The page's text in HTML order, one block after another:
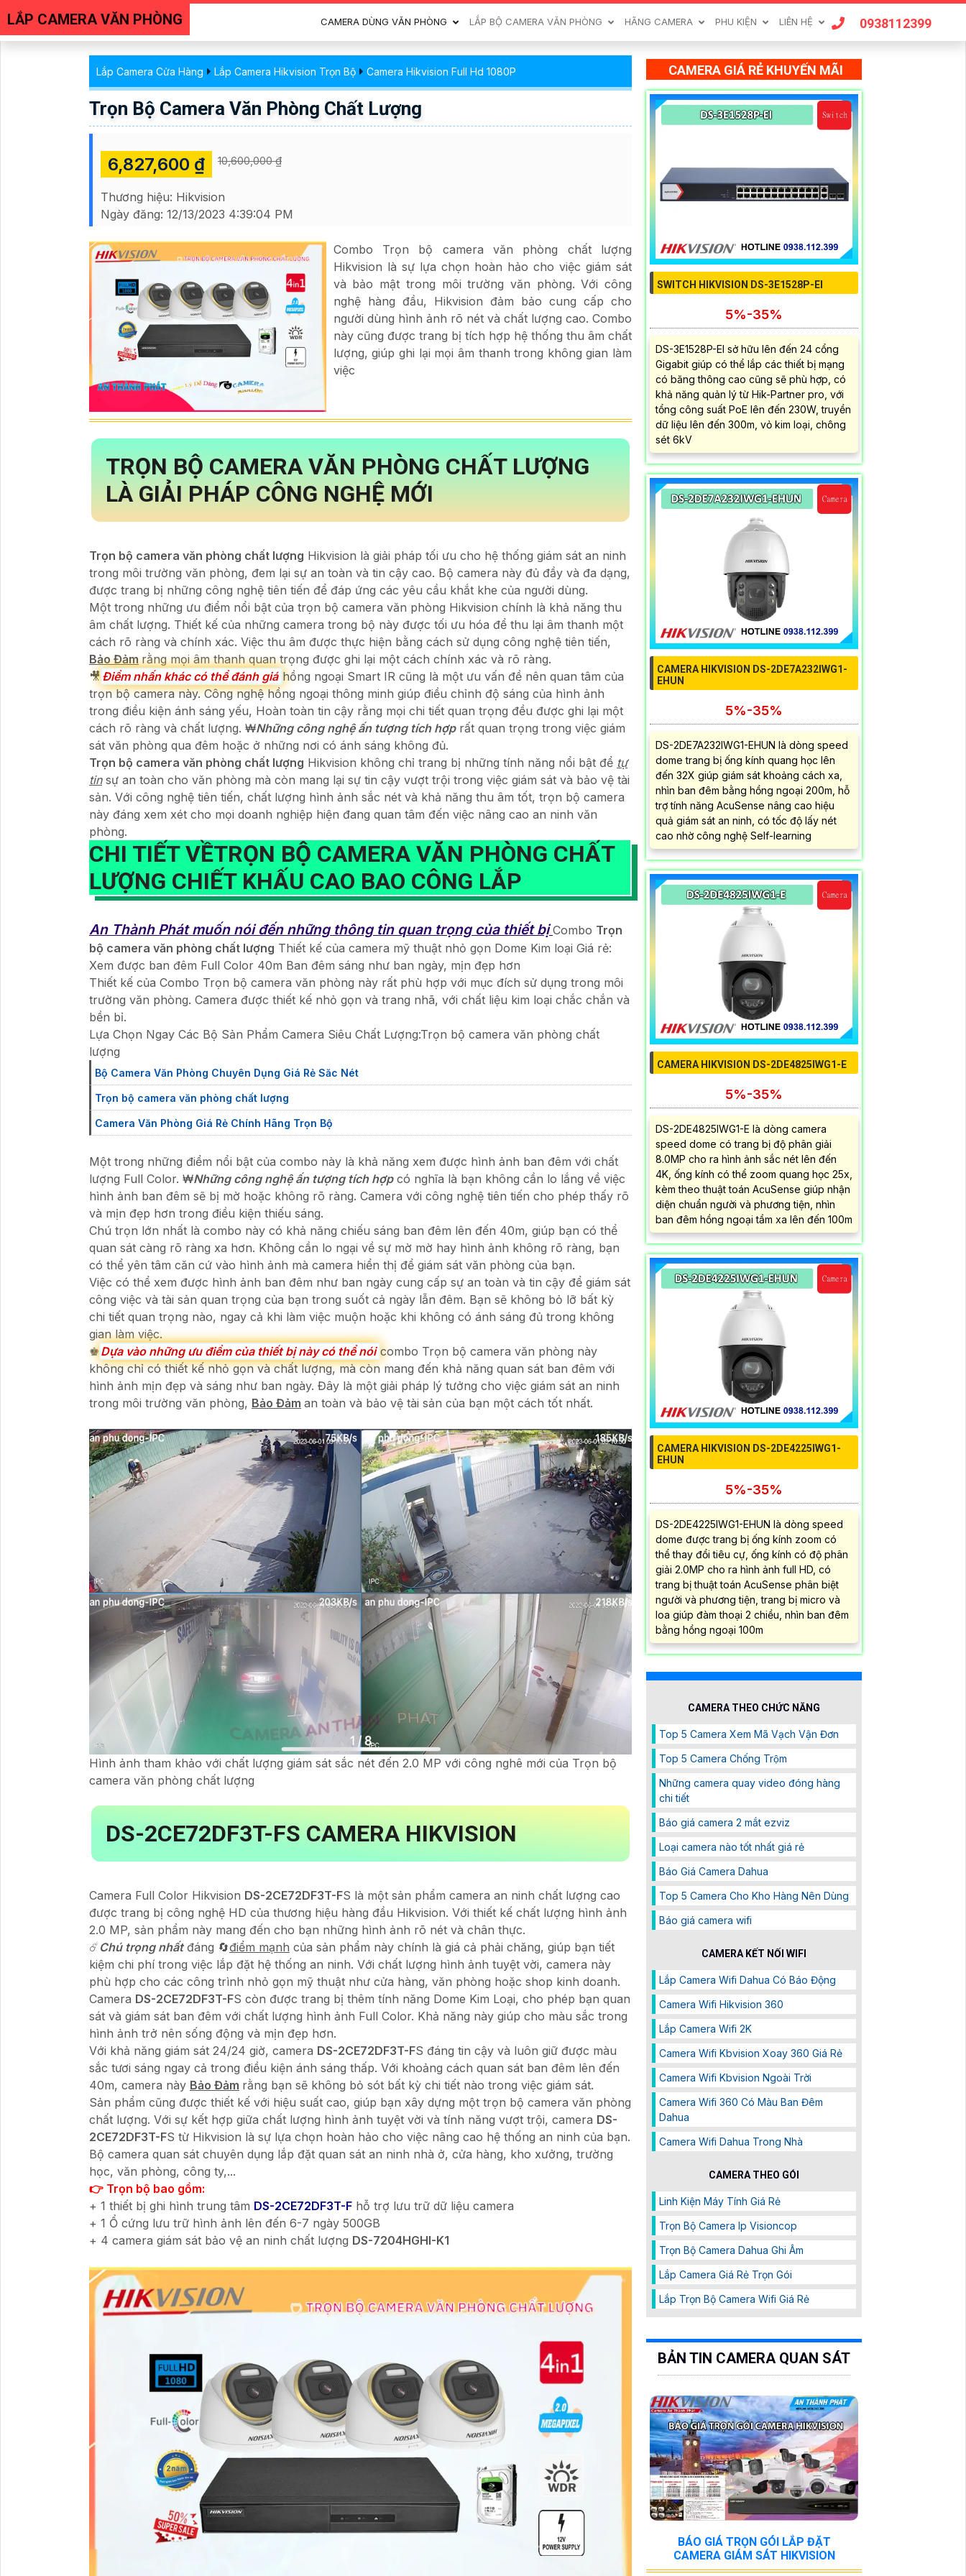
LẮP CAMERA VĂN PHÒNG CAMERA DÙNG VĂN PHÒNG LẮP BỘ CAMERA VĂN PHÒNG HÃNG CAMERA PHU KIỆN LIÊN HỆ 0938112399
Lắp Camera Cửa Hàng Lắp Camera Hikvision Trọn Bộ Camera Hikvision Full Hd 1080P
Trọn Bộ Camera Văn Phòng Chất Lượng
6,827,600 ₫ 10,600,000 ₫
Thương hiệu: Hikvision
Ngày đăng: 12/13/2023 4:39:04 PM
Combo Trọn bộ camera văn phòng chất lượng
Hikvision là sự lựa chọn hoàn hảo cho việc giám sát
và bảo mật trong môi trường văn phòng. Với công
nghệ hàng đầu, Hikvision đảm bảo cung cấp cho
người dùng hình ảnh rõ nét và chất lượng cao. Combo
này cũng được trang bị tích hợp hệ thống thu âm chất
lượng, giúp ghi lại mọi âm thanh trong không gian làm
việc
TRỌN BỘ CAMERA VĂN PHÒNG CHẤT LƯỢNG
LÀ GIẢI PHÁP CÔNG NGHỆ MỚI
Trọn bộ camera văn phòng chất lượng Hikvision là giải pháp tối ưu cho hệ thống giám sát an ninh
trong môi trường văn phòng, đem lại sự an toàn và tin cậy cao. Bộ camera này đủ đầy và đa dạng,
được trang bị những công nghệ tiên tiến để đáp ứng các yêu cầu khắt khe của người dùng.
Một trong những ưu điểm nổi bật của trọn bộ camera văn phòng Hikvision chính là khả năng thu
âm chất lượng. Thiết kế của những camera trong bộ này được tối ưu hóa để thu lại âm thanh một
cách rõ ràng và chính xác. Việc thu âm được thực hiện bằng cách sử dụng công nghệ tiên tiến,
Bảo Đảm rằng mọi âm thanh quan trọng được ghi lại một cách chính xác và rõ ràng.
🎥 Điểm nhấn khác có thể đánh giá hồng ngoại Smart IR cũng là một ưu vấn đề nên quan tâm của
trọn bộ camera này. Công nghệ hồng ngoại thông minh giúp điều chỉnh độ sáng của hình ảnh
trong điều kiện ánh sáng yếu, Hoàn toàn tin cậy rằng mọi chi tiết quan trọng đều được ghi lại một
cách rõ ràng và chất lượng. ₩Những công nghệ ấn tượng tích hợprất quan trọng trong việc giám
sát văn phòng qua đêm hoặc ở những nơi có ánh sáng không đủ.
Trọn bộ camera văn phòng chất lượng Hikvision không chỉ trang bị những tính năng nổi bật để tự
tinsự an toàn cho văn phòng mà còn mang lại sự tin cậy vượt trội trong việc giám sát và bảo vệ tài
sản. Với công nghệ tiên tiến, chất lượng hình ảnh sắc nét và khả năng thu âm tốt, trọn bộ camera
này đáng xem xét cho mọi doanh nghiệp hiện đang quan tâm đến việc nâng cao an ninh văn
phòng.
CHI TIẾT VỀTRỌN BỘ CAMERA VĂN PHÒNG CHẤT
LƯỢNG CHIẾT KHẤU CAO BAO CÔNG LẮP
An Thành Phát muốn nói đến những thông tin quan trọng của thiết bịCombo Trọn
bộ camera văn phòng chất lượng Thiết kế của camera mỹ thuật nhỏ gọn Dome Kim loại Giá rẻ:
Xem được ban đêm Full Color 40m Ban đêm sáng như ban ngày, mịn đẹp hơn
Thiết kế của Combo Trọn bộ camera văn phòng này rất phù hợp với mục đích sử dụng trong môi
trường văn phòng. Camera được thiết kế nhỏ gọn và trang nhã, với chất liệu kim loại chắc chắn và
bền bỉ.
Lựa Chọn Ngay Các Bộ Sản Phẩm Camera Siêu Chất Lượng:Trọn bộ camera văn phòng chất
lượng
Bộ Camera Văn Phòng Chuyên Dụng Giá Rẻ Săc Nét
Trọn bộ camera văn phòng chất lượng
Camera Văn Phòng Giá Rẻ Chính Hãng Trọn Bộ
Một trong những điểm nổi bật của combo này là khả năng xem được hình ảnh ban đêm với chất
lượng Full Color. ₩Những công nghệ ấn tượng tích hợpcó nghĩa là bạn không cần lo lắng về việc
hình ảnh ban đêm sẽ bị mờ hoặc không rõ ràng. Camera với công nghệ tiên tiến cho phép thấy rõ
và mịn đẹp hơn trong điều kiện thiếu sáng.
Chú trọn lớn nhất là combo này có khả năng chiếu sáng ban đêm lên đến 40m, giúp bạn có thể
quan sát càng rõ ràng xa hơn. Không cần lo ngại về sự mờ mờ hay hình ảnh không rõ ràng, bạn
có thể yên tâm căn cứ vào hình ảnh mà camera hiển thị để giám sát văn phòng của bạn.
Việc có thể xem được hình ảnh ban đêm như ban ngày cung cấp sự an toàn và tin cậy để giám sát
công việc và tài sản quan trọng của bạn trong suốt cả ngày lẫn đêm. Bạn sẽ không bỏ lỡ bất kỳ
chi tiết quan trọng nào, ngay cả khi làm việc muộn hoặc khi không có ánh sáng đủ trong không
gian làm việc.
♚ Dựa vào những ưu điểm của thiết bị này có thể nói combo Trọn bộ camera văn phòng này
không chỉ có thiết kế nhỏ gọn và chất lượng, mà còn mang đến khả năng quan sát ban đêm với
hình ảnh mịn đẹp và sáng như ban ngày. Đây là một giải pháp lý tưởng cho việc giám sát an ninh
trong môi trường văn phòng, Bảo Đảm an toàn và bảo vệ tài sản của bạn một cách tốt nhất.
Hình ảnh tham khảo với chất lượng giám sát sắc nét đến 2.0 MP với công nghê mới của Trọn bộ
camera văn phòng chất lượng
DS-2CE72DF3T-FS CAMERA HIKVISION
Camera Full Color Hikvision DS-2CE72DF3T-FS là một sản phẩm camera an ninh chất lượng cao
được trang bị công nghệ HD của thương hiệu hàng đầu Hikvision. Với thiết kế chất lượng hình ảnh
2.0 MP, sản phẩm này mang đến cho bạn những hình ảnh rõ nét và chân thực.
☄️Chú trọng nhấtđáng 🔄điểm mạnh của sản phẩm này chính là giá cả phải chăng, giúp bạn tiết
kiệm chi phí trong việc lắp đặt hệ thống an ninh. Với chất lượng hình ảnh tuyệt vời, camera này
phù hợp cho các công trình nhỏ gọn mỹ thuật như cửa hàng, văn phòng hoặc shop kinh doanh.
Camera DS-2CE72DF3T-FS còn được trang bị thêm tính năng Dome Kim Loại, cho phép bạn quan
sát và giám sát ban đêm với chất lượng hình ảnh Full Color. Khả năng này giúp cho màu sắc trong
hình ảnh trở nên sống động và mịn đẹp hơn.
Với khả năng giám sát 24/24 giờ, camera DS-2CE72DF3T-FS đáng tin cậy và luôn giữ được màu
sắc tươi sáng ngay cả trong điều kiện ánh sáng thấp. Với khoảng cách quan sát ban đêm lên đến
40m, camera này Bảo Đảm rằng bạn sẽ không bỏ sót bất kỳ chi tiết nào trong việc giám sát.
Sản phẩm cũng được thiết kế với hiệu suất cao, giúp bạn xây dựng một trọn bộ camera văn phòng
chất lượng. Với sự kết hợp giữa chất lượng hình ảnh tuyệt vời và tính năng vượt trội, camera DS-
2CE72DF3T-FS từ Hikvision là sự lựa chọn hoàn hảo cho việc nâng cao hệ thống an ninh của bạn.
Bộ camera quan sát chuyên dụng lắp đặt quan sát an ninh nhà ở, cửa hàng, kho xưởng, trường
học, văn phòng, công ty,...
👉 Trọn bộ bao gồm:
+ 1 thiết bị ghi hình trung tâm DS-2CE72DF3T-F hỗ trợ lưu trữ dữ liệu camera
+ 1 Ổ cứng lưu trữ hình ảnh lên đến 6-7 ngày 500GB
+ 4 camera giám sát bảo vệ an ninh chất lượng DS-7204HGHI-K1
CAMERA GIÁ RẺ KHUYẾN MÃI
SWITCH HIKVISION DS-3E1528P-EI
5%-35%
DS-3E1528P-EI sở hữu lên đến 24 cổng
Gigabit giúp có thể lắp các thiết bị mạng
có băng thông cao cũng sẽ phù hợp, có
khả năng quản lý từ Hik-Partner pro, với
tổng công suất PoE lên đến 230W, truyền
dữ liệu lên đến 300m, vỏ kim loại, chông
sét 6kV
CAMERA HIKVISION DS-2DE7A232IWG1-
EHUN
5%-35%
DS-2DE7A232IWG1-EHUN là dòng speed
dome trang bị ống kính quang học lên
đến 32X giúp giám sát khoảng cách xa,
nhìn ban đêm bằng hồng ngoại 200m, hỗ
trợ tính năng AcuSense nâng cao hiệu
quả giám sát an ninh, có tốc độ lấy nét
cao nhờ công nghệ Self-learning
CAMERA HIKVISION DS-2DE4825IWG1-E
5%-35%
DS-2DE4825IWG1-E là dòng camera
speed dome có trang bị độ phân giải
8.0MP cho ra hình ảnh sắc nét lên đến
4K, ống kính có thể zoom quang học 25x,
kèm theo thuật toán AcuSense giúp nhận
diện chuẩn người và phương tiện, nhìn
ban đêm hồng ngoại tầm xa lên đến 100m
CAMERA HIKVISION DS-2DE4225IWG1-
EHUN
5%-35%
DS-2DE4225IWG1-EHUN là dòng speed
dome được trang bị ống kính zoom có
thể thay đổi tiêu cự, ống kính có độ phân
giải 2.0MP cho ra hình ảnh full HD, có
trang bị thuật toán AcuSense phân biệt
người và phương tiện, trang bị micro và
loa giúp đàm thoại 2 chiều, nhìn ban đêm
bằng hồng ngoại 100m
CAMERA THEO CHỨC NĂNG
Top 5 Camera Xem Mã Vạch Vận Đơn
Top 5 Camera Chống Trộm
Những camera quay video đóng hàng
chi tiết
Báo giá camera 2 mắt ezviz
Loại camera nào tốt nhất giá rẻ
Báo Giá Camera Dahua
Top 5 Camera Cho Kho Hàng Nên Dùng
Báo giá camera wifi
CAMERA KẾT NỐI WIFI
Lắp Camera Wifi Dahua Có Báo Động
Camera Wifi Hikvision 360
Lắp Camera Wifi 2K
Camera Wifi Kbvision Xoay 360 Giá Rẻ
Camera Wifi Kbvision Ngoài Trời
Camera Wifi 360 Có Màu Ban Đêm
Dahua
Camera Wifi Dahua Trong Nhà
CAMERA THEO GÓI
Linh Kiện Máy Tính Giá Rẻ
Trọn Bộ Camera Ip Visioncop
Trọn Bộ Camera Dahua Ghi Âm
Lắp Camera Giá Rẻ Trọn Gói
Lắp Trọn Bộ Camera Wifi Giá Rẻ
BẢN TIN CAMERA QUAN SÁT
BÁO GIÁ TRỌN GÓI LẮP ĐẶT
CAMERA GIÁM SÁT HIKVISION